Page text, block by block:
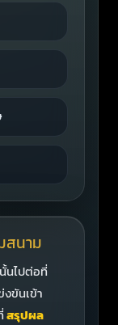
สนาม
นไปต่อที่
งขันเข้า
สรุปผล